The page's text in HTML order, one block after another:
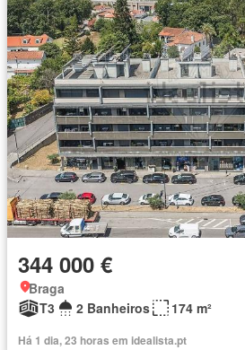
344 000 €
Braga
T3
2 Banheiros 174 m²
Há 1 dia, 23 horas em idealista.pt